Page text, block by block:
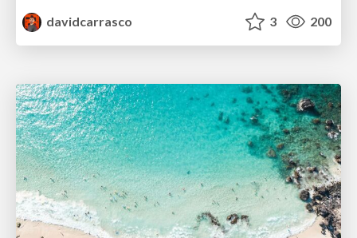
davidcarrasco
3 200